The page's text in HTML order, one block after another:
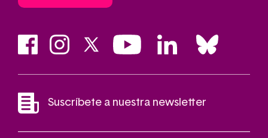
Suscríbete a nuestra newsletter